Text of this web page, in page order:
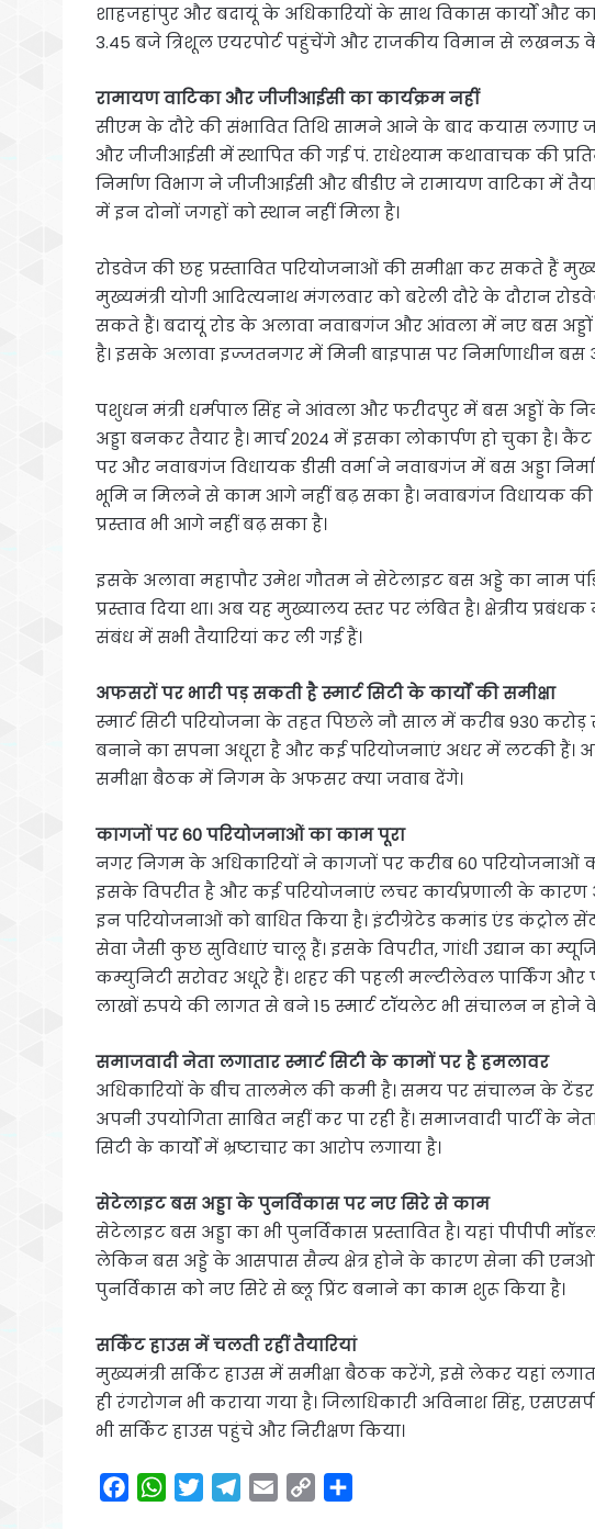
शाहजहांपुर और बदायूं के अधिकारियों के साथ विकास कार्यों और
3.45 बजे त्रिशूल एयरपोर्ट पहुंचेंगे और राजकीय विमान से लखनऊ के
रामायण वाटिका और जीजीआईसी का कार्यक्रम नहीं
सीएम के दौरे की संभावित तिथि सामने आने के बाद कयास लगाए
और जीजीआईसी में स्थापित की गई पं. राधेश्याम कथावाचक की
निर्माण विभाग ने जीजीआईसी और बीडीए ने रामायण वाटिका में
में इन दोनों जगहों को स्थान नहीं मिला है।
रोडवेज की छह प्रस्तावित परियोजनाओं की समीक्षा कर सकते हैं
मुख्यमंत्री योगी आदित्यनाथ मंगलवार को बरेली दौरे के दौरान
सकते हैं। बदायूं रोड के अलावा नवाबगंज और आंवला में नए बस
है। इसके अलावा इज्जतनगर में मिनी बाइपास पर निर्माणाधीन बस
पशुधन मंत्री धर्मपाल सिंह ने आंवला और फरीदपुर में बस अड्डों के
अड्डा बनकर तैयार है। मार्च 2024 में इसका लोकार्पण हो चुका है।
पर और नवाबगंज विधायक डीसी वर्मा ने नवाबगंज में बस अड्डा
भूमि न मिलने से काम आगे नहीं बढ़ सका है। नवाबगंज विधायक
प्रस्ताव भी आगे नहीं बढ़ सका है।
इसके अलावा महापौर उमेश गौतम ने सेटेलाइट बस अड्डे का नाम
प्रस्ताव दिया था। अब यह मुख्यालय स्तर पर लंबित है। क्षेत्रीय
संबंध में सभी तैयारियां कर ली गई हैं।
अफसरों पर भारी पड़ सकती है स्मार्ट सिटी के कार्यों की समीक्षा
स्मार्ट सिटी परियोजना के तहत पिछले नौ साल में करीब 930
बनाने का सपना अधूरा है और कई परियोजनाएं अधर में लटकी हैं। अब
समीक्षा बैठक में निगम के अफसर क्या जवाब देंगे।
कागजों पर 60 परियोजनाओं का काम पूरा
नगर निगम के अधिकारियों ने कागजों पर करीब 60 परियोजनाओं
इसके विपरीत है और कई परियोजनाएं लचर कार्यप्रणाली के कारण
इन परियोजनाओं को बाधित किया है। इंटीग्रेटेड कमांड एंड
सेवा जैसी कुछ सुविधाएं चालू हैं। इसके विपरीत, गांधी उद्यान का
कम्युनिटी सरोवर अधूरे हैं। शहर की पहली मल्टीलेवल पार्किंग और
लाखों रुपये की लागत से बने 15 स्मार्ट टॉयलेट भी संचालन न
समाजवादी नेता लगातार स्मार्ट सिटी के कामों पर है हमलावर
अधिकारियों के बीच तालमेल की कमी है। समय पर संचालन के टेंडर
अपनी उपयोगिता साबित नहीं कर पा रही हैं। समाजवादी पार्टी के
सिटी के कार्यों में भ्रष्टाचार का आरोप लगाया है।
सेटेलाइट बस अड्डा के पुनर्विकास पर नए सिरे से काम
सेटेलाइट बस अड्डा का भी पुनर्विकास प्रस्तावित है। यहां पीपीपी
लेकिन बस अड्डे के आसपास सैन्य क्षेत्र होने के कारण सेना की
पुनर्विकास को नए सिरे से ब्लू प्रिंट बनाने का काम शुरू किया है।
सर्किट हाउस में चलती रहीं तैयारियां
मुख्यमंत्री सर्किट हाउस में समीक्षा बैठक करेंगे, इसे लेकर यहां
ही रंगरोगन भी कराया गया है। जिलाधिकारी अविनाश सिंह,
भी सर्किट हाउस पहुंचे और निरीक्षण किया।
W